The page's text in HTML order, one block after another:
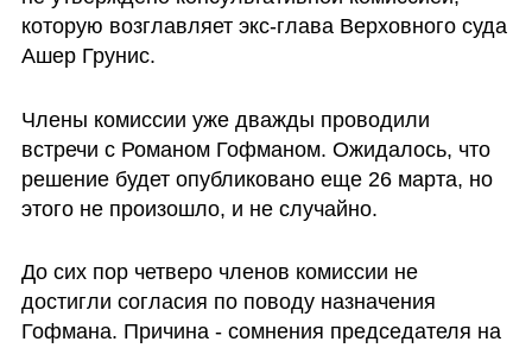
которую возглавляет экс-глава Верховного суда
Ашер Грунис.
Члены комиссии уже дважды проводили
встречи с Романом Гофманом. Ожидалось, что
решение будет опубликовано еще 26 марта, но
этого не произошло, и не случайно.
До сих пор четверо членов комиссии не
достигли согласия по поводу назначения
Гофмана. Причина - сомнения председателя на